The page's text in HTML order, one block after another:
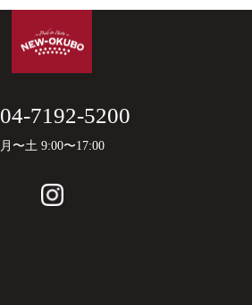
04-7192-5200
月〜土 9:00〜17:00